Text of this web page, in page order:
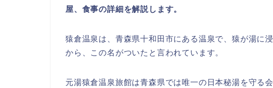
屋、食事の詳細を解説します。
猿倉温泉は、青森県十和田市にある温泉で、猿が湯に
から、この名がついたと言われています。
元湯猿倉温泉旅館は青森県では唯一の日本秘湯を守る